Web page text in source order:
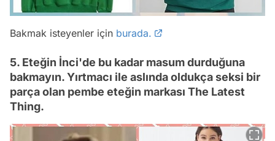
Bakmak isteyenler için burada.
5. Eteğin İnci'de bu kadar masum durduğuna
bakmayın. Yırtmacı ile aslında oldukça seksi bir
parça olan pembe eteğin markası The Latest
Thing.